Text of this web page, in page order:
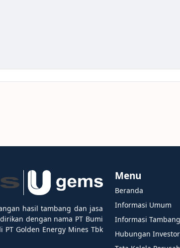
hasil tambang dan jasa
dengan nama PT Bumi
Golden Energy Mines Tbk
Menu
Beranda
Informasi Umum
Informasi Tambang
Hubungan Investor